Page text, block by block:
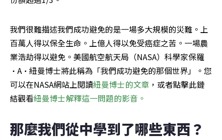
我們很難描述我們成功避免的是一場多大規模的災難。上
百萬人得以保全生命。上億人得以免受癌症之苦。一場農
業浩劫得以避免。美國航空航天局（NASA）科學家保羅
·A·紐曼博士將此稱為「我們成功避免的那個世界」。您
可以在NASA網站上閱讀紐曼博士的文章 ，或者點擊此鏈
結觀看紐曼博士解釋這一問題的影音。
那麼我們從中學到了哪些東西？